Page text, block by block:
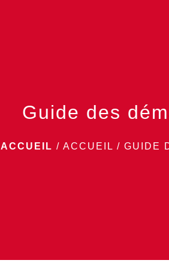
Guide des
ACCUEIL / ACCUEIL / GUIDE